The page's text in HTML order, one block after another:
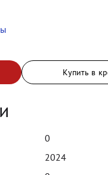
Купить в
0
2024